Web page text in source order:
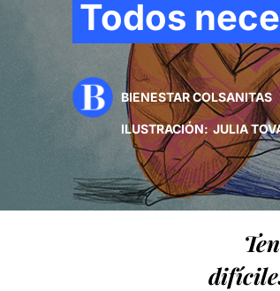
Todos
BIENESTAR COLSANITAS
ILUSTRACIÓN: JULIA